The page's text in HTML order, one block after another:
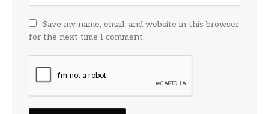
Save my name, email, and website in this browser
for the next time I comment.